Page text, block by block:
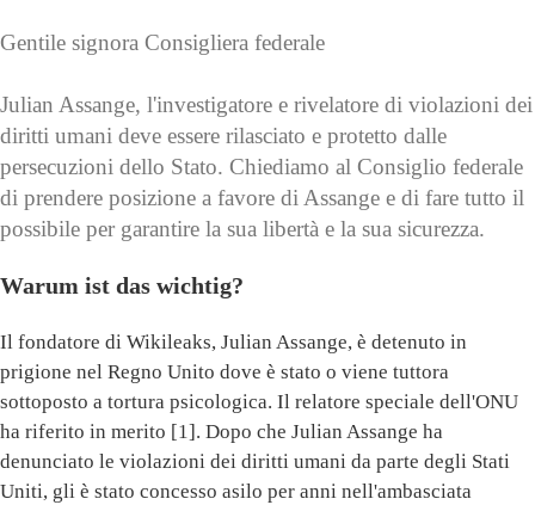
Gentile signora Consigliera federale
Julian Assange, l'investigatore e rivelatore di violazioni dei
diritti umani deve essere rilasciato e protetto dalle
persecuzioni dello Stato. Chiediamo al Consiglio federale
di prendere posizione a favore di Assange e di fare tutto il
possibile per garantire la sua libertà e la sua sicurezza.
Warum ist das wichtig?
Il fondatore di Wikileaks, Julian Assange, è detenuto in
prigione nel Regno Unito dove è stato o viene tuttora
sottoposto a tortura psicologica. Il relatore speciale dell'ONU
ha riferito in merito [1]. Dopo che Julian Assange ha
denunciato le violazioni dei diritti umani da parte degli Stati
Uniti, gli è stato concesso asilo per anni nell'ambasciata